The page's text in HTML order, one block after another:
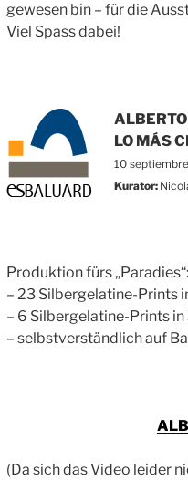
gewesen bin – für die
Viel Spass dabei!
LO MÁS
10
Kurator:
Produktion fürs „Paradies“:
– 23 Silbergelatine-Prints
– 6 Silbergelatine-Prints
– selbstverständlich auf
(Da sich das Video leider